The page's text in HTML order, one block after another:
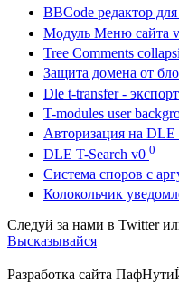
BBCode редактор
Модуль Меню сайта
Tree Comments
Защита домена от
Dle t-transfer -
T-modules user
Авторизация на DLE
DLE T-Search v0 0
Система споров с
Колокольчик
Следуй за нами в Twitter
Высказывайся
Разработка сайта